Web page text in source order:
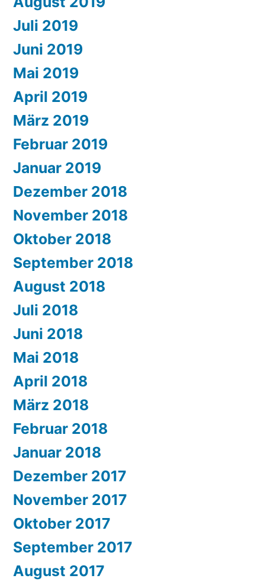
Juli 2019
Juni 2019
Mai 2019
April 2019
März 2019
Februar 2019
Januar 2019
Dezember 2018
November 2018
Oktober 2018
September 2018
August 2018
Juli 2018
Juni 2018
Mai 2018
April 2018
März 2018
Februar 2018
Januar 2018
Dezember 2017
November 2017
Oktober 2017
September 2017
August 2017